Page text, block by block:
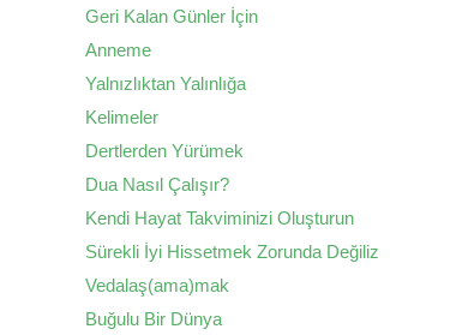
Geri Kalan Günler İçin
Anneme
Yalnızlıktan Yalınlığa
Kelimeler
Dertlerden Yürümek
Dua Nasıl Çalışır?
Kendi Hayat Takviminizi Oluşturun
Sürekli İyi Hissetmek Zorunda Değiliz
Vedalaş(ama)mak
Buğulu Bir Dünya